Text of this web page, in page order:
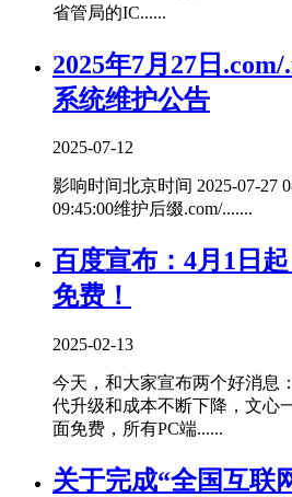
省管局的IC......
2025年7月27日
系统维护公告
2025-07-12
影响时间北京时间 2025-07-27
09:45:00维护后缀.com/.......
百度宣布：4月1日
免费！
2025-02-13
今天，和大家宣布两个好消息
代升级和成本不断下降，文心
面免费，所有PC端......
关于完成“全国互联